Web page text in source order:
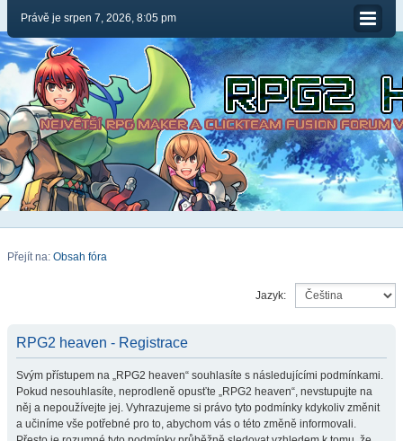
Právě je srpen 7, 2026, 8:05 pm
Přejít na: Obsah fóra
Jazyk:
RPG2 heaven - Registrace
Svým přístupem na „RPG2 heaven“ souhlasíte s následujícími podmínkami.
Pokud nesouhlasíte, neprodleně opusťte „RPG2 heaven“, nevstupujte na
něj a nepoužívejte jej. Vyhrazujeme si právo tyto podmínky kdykoliv změnit
a učiníme vše potřebné pro to, abychom vás o této změně informovali.